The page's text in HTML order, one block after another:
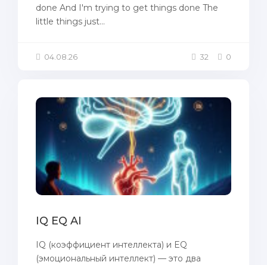
done And I'm trying to get things done The
little things just...
04.08.26 32 0
IQ EQ AI
IQ (коэффициент интеллекта) и EQ
(эмоциональный интеллект) — это два